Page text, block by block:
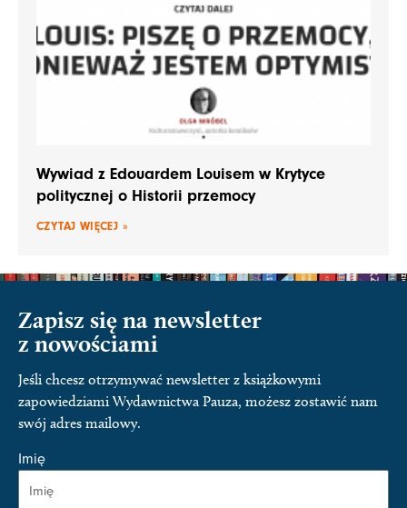
Wywiad z Edouardem Louisem w Krytyce
politycznej o Historii przemocy
CZYTAJ WIĘCEJ »
Zapisz się na newsletter
z nowościami
Jeśli chcesz otrzymywać newsletter z książkowymi
zapowiedziami Wydawnictwa Pauza, możesz zostawić nam
swój adres mailowy.
Imię